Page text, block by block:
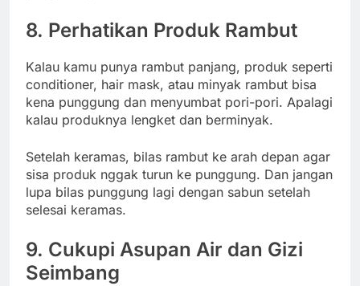
8. Perhatikan Produk Rambut
Kalau kamu punya rambut panjang, produk seperti
conditioner, hair mask, atau minyak rambut bisa
kena punggung dan menyumbat pori-pori. Apalagi
kalau produknya lengket dan berminyak.
Setelah keramas, bilas rambut ke arah depan agar
sisa produk nggak turun ke punggung. Dan jangan
lupa bilas punggung lagi dengan sabun setelah
selesai keramas.
9. Cukupi Asupan Air dan Gizi
Seimbang